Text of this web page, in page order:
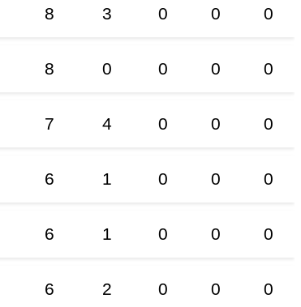
8 3 0 0 0
8 0 0 0 0
7 4 0 0 0
6 1 0 0 0
6 1 0 0 0
6 2 0 0 0